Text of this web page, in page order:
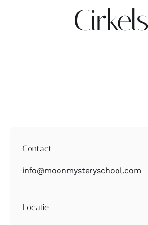
Contact
Cirkels
Contact
info@moonmysteryschool.com
Locatie